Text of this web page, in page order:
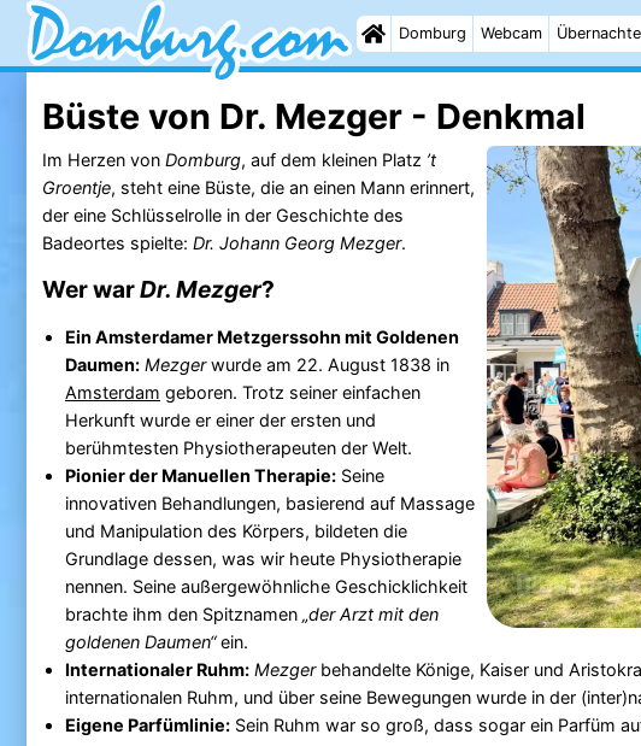
Domburg Webcam
Büste von Dr. Mezger - Denkmal
Im Herzen von Domburg, auf dem kleinen Platz ’t
Groentje, steht eine Büste, die an einen Mann erinnert,
der eine Schlüsselrolle in der Geschichte des
Badeortes spielte: Dr. Johann Georg Mezger.
Wer warDr. Mezger?
Ein Amsterdamer Metzgerssohn mit Goldenen
Daumen: Mezgerwurde am 22. August 1838 in
Amsterdam geboren. Trotz seiner einfachen
Herkunft wurde er einer der ersten und
berühmtesten Physiotherapeuten der Welt.
Pionier der Manuellen Therapie:Seine
innovativen Behandlungen, basierend auf Massage
und Manipulation des Körpers, bildeten die
Grundlage dessen, was wir heute Physiotherapie
nennen. Seine außergewöhnliche Geschicklichkeit
brachte ihm den Spitznamen „der Arzt mit den
goldenen Daumen“ein.
Internationaler Ruhm: Mezgerbehandelte Könige, Kaiser und
internationalen Ruhm, und über seine Bewegungen wurde in der
Eigene Parfümlinie:Sein Ruhm war so groß, dass sogar ein Parfüm